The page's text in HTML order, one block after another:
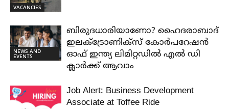
VACANCIES
NEWS AND
EVENTS
ബിരുദധാരിയാണോ? ഹൈദരാബാദ്
ഇലക്ട്രോണിക്സ് കോർപറേഷൻ
ഓഫ് ഇന്ത്യ ലിമിറ്റഡിൽ എൽ ഡി
ക്ലാർക്ക് ആവാം
Job Alert: Business Development
Associate at Toffee Ride